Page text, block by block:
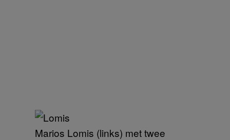
Marios Lomis (links) met twee